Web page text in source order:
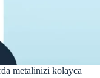
metalinizi kolayca